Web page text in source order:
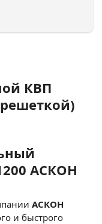
КВП
АСКОН
АСКОН
и быстрого